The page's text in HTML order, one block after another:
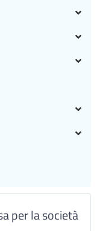
per la società